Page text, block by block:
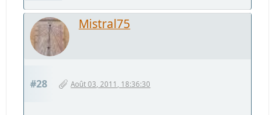
Mistral75
#28 Août 03, 2011, 18:36:30